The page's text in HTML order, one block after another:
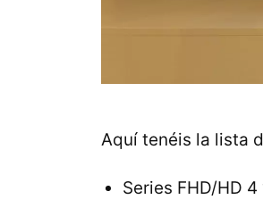
Aquí tenéis la lista
Series FHD/HD